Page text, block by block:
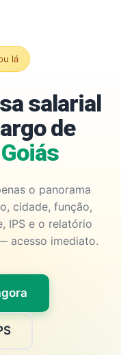
lá
salarial
de
o panorama
cidade, função,
IPS e o relatório
acesso imediato.